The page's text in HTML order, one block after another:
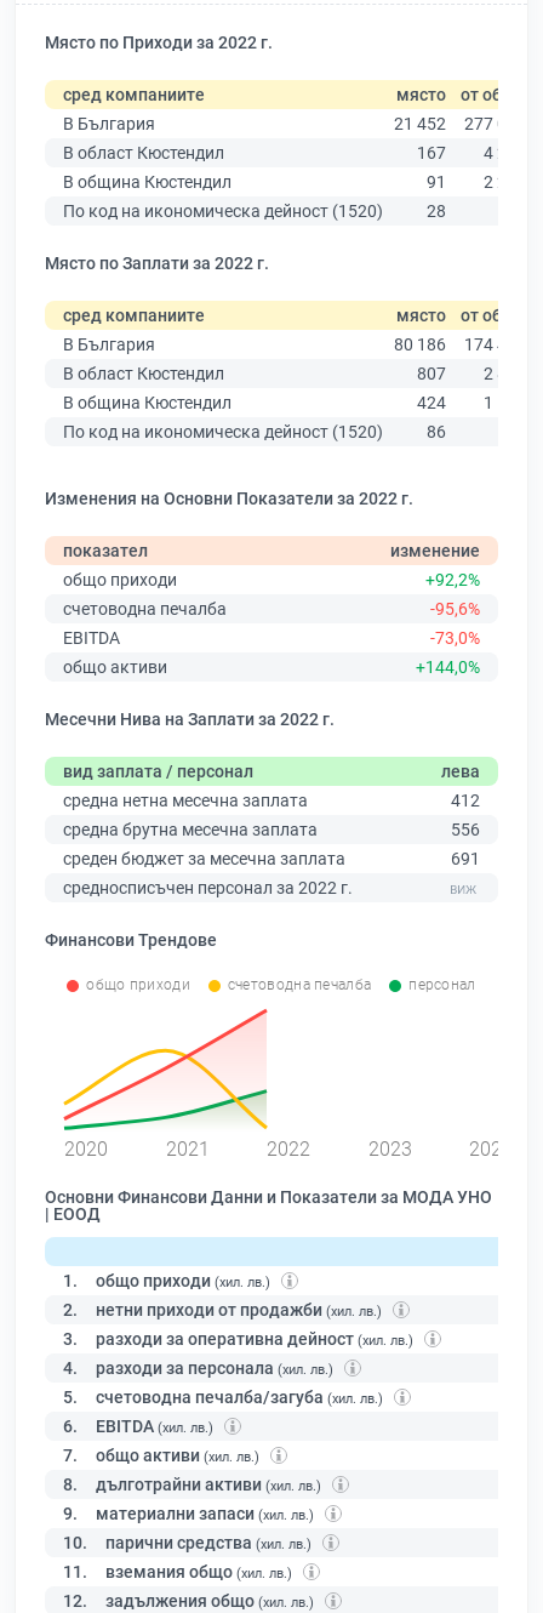
Място по Приходи за 2022 г.
сред компаниите място от общо
В България
21 452
277 019
В област Кюстендил
167
4 269
В община Кюстендил
91
2 217
По код на икономическа дейност (1520)
28
Място по Заплати за 2022 г.
сред компаниите място от общо
В България
80 186
174 403
В област Кюстендил
807
2 876
В община Кюстендил
424
1 548
По код на икономическа дейност (1520)
86
Изменения на Основни Показатели за 2022 г.
показател
изменение
общо приходи
+92,2%
счетоводна печалба
-95,6%
EBITDA
-73,0%
общо активи
+144,0%
Месечни Нива на Заплати за 2022 г.
вид заплата / персонал
лева
средна нетна месечна заплата
412
средна брутна месечна заплата
556
среден бюджет за месечна заплата
691
средносписъчен персонал за 2022 г.
Финансови Трендове
общо приходи счетоводна печалба персонал
2020 2021 2022 2023 2024
Основни Финансови Данни и Показатели за МОДА УНО
| ЕООД
1. общо приходи (хил. лв.)
2. нетни приходи от продажби (хил. лв.)
3. разходи за оперативна дейност (хил. лв.)
4. разходи за персонала (хил. лв.)
5. счетоводна печалба/загуба (хил. лв.)
6. EBITDA (хил. лв.)
7. общо активи (хил. лв.)
8. дълготрайни активи (хил. лв.)
9. материални запаси (хил. лв.)
10. парични средства (хил. лв.)
11. вземания общо (хил. лв.)
12. задължения общо (хил. лв.)